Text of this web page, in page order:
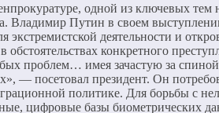
одной из ключевых тем
Владимир Путин в своем
экстремистской деятельности и
обстоятельствах конкретного
проблем… имея зачастую за
— посетовал президент. Он
политике. Для борьбы с
цифровые базы биометрических